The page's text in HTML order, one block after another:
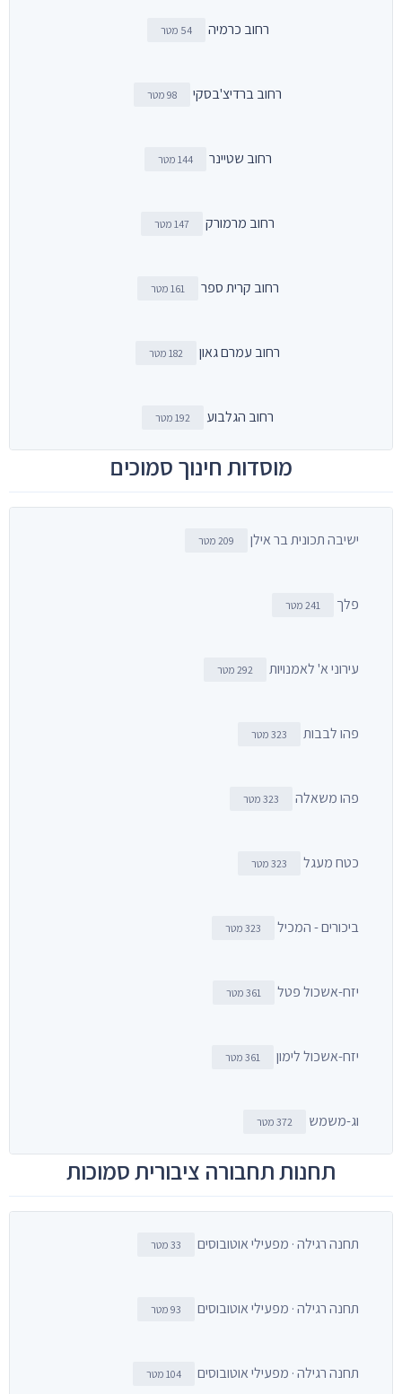
רחוב כרמיה 54 מטר
רחוב ברדיצ'בסקי 98 מטר
רחוב שטיינר 144 מטר
רחוב מרמורק 147 מטר
רחוב קרית ספר 161 מטר
רחוב עמרם גאון 182 מטר
רחוב הגלבוע 192 מטר
מוסדות חינוך סמוכים
ישיבה תכונית בר אילן 209 מטר
פלך 241 מטר
עירוני א' לאמנויות 292 מטר
פהו לבבות 323 מטר
פהו משאלה 323 מטר
כטח מעגל 323 מטר
ביכורים - המכיל 323 מטר
יזח-אשכול פטל 361 מטר
יזח-אשכול לימון 361 מטר
וג-משמש 372 מטר
תחנות תחבורה ציבורית סמוכות
תחנה רגילה · מפעילי אוטובוסים 33 מטר
תחנה רגילה · מפעילי אוטובוסים 93 מטר
תחנה רגילה · מפעילי אוטובוסים 104 מטר